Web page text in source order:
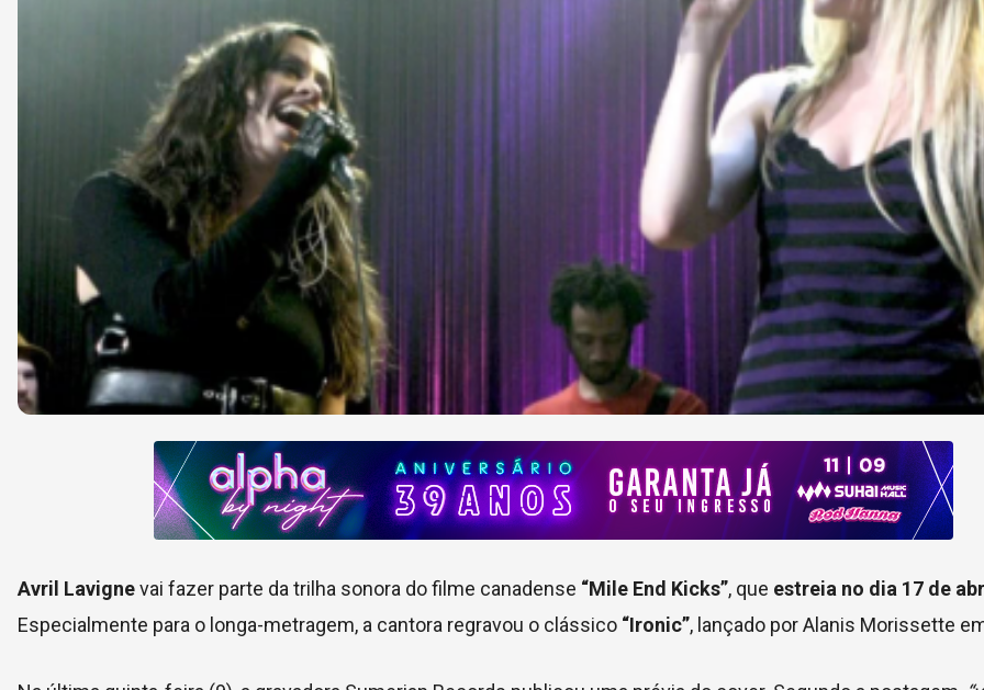
Avril Lavignevai fazer parte da trilha sonora do filme canadense “Mile End Kicks”, que estreia no dia 17 de
Especialmente para o longa-metragem, a cantora regravou o clássico “Ironic”, lançado por Alanis Morissette